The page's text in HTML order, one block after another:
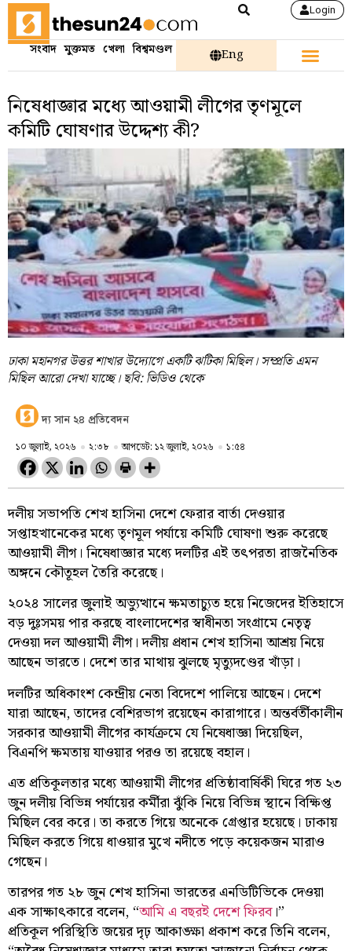
Login
সংবাদ মুক্তমত খেলা বিশ্বমণ্ডল Eng
নিষেধাজ্ঞার মধ্যে আওয়ামী লীগের তৃণমূলে
কমিটি ঘোষণার উদ্দেশ্য কী?
ঢাকা মহানগর উত্তর শাখার উদ্যোগে একটি ঝটিকা মিছিল। সম্প্রতি এমন
মিছিল আরো দেখা যাচ্ছে। ছবি: ভিডিও থেকে
দ্য সান ২৪ প্রতিবেদন
১০ জুলাই, ২০২৬ ২:৩৮ আপডেট: ১২ জুলাই, ২০২৬ ১:৫৪
দলীয় সভাপতি শেখ হাসিনা দেশে ফেরার বার্তা দেওয়ার
সপ্তাহখানেকের মধ্যে তৃণমূল পর্যায়ে কমিটি ঘোষণা শুরু করেছে
আওয়ামী লীগ। নিষেধাজ্ঞার মধ্যে দলটির এই তৎপরতা রাজনৈতিক
অঙ্গনে কৌতূহল তৈরি করেছে।
২০২৪ সালের জুলাই অভ্যুত্থানে ক্ষমতাচ্যুত হয়ে নিজেদের ইতিহাসে
বড় দুঃসময় পার করছে বাংলাদেশের স্বাধীনতা সংগ্রামে নেতৃত্ব
দেওয়া দল আওয়ামী লীগ। দলীয় প্রধান শেখ হাসিনা আশ্রয় নিয়ে
আছেন ভারতে। দেশে তার মাথায় ঝুলছে মৃত্যুদণ্ডের খাঁড়া।
দলটির অধিকাংশ কেন্দ্রীয় নেতা বিদেশে পালিয়ে আছেন। দেশে
যারা আছেন, তাদের বেশিরভাগ রয়েছেন কারাগারে। অন্তর্বর্তীকালীন
সরকার আওয়ামী লীগের কার্যক্রমে যে নিষেধাজ্ঞা দিয়েছিল,
বিএনপি ক্ষমতায় যাওয়ার পরও তা রয়েছে বহাল।
এত প্রতিকূলতার মধ্যে আওয়ামী লীগের প্রতিষ্ঠাবার্ষিকী ঘিরে গত ২৩
জুন দলীয় বিভিন্ন পর্যায়ের কর্মীরা ঝুঁকি নিয়ে বিভিন্ন স্থানে বিক্ষিপ্ত
মিছিল বের করে। তা করতে গিয়ে অনেকে গ্রেপ্তার হয়েছে। ঢাকায়
মিছিল করতে গিয়ে ধাওয়ার মুখে নদীতে পড়ে কয়েকজন মারাও
গেছেন।
তারপর গত ২৮ জুন শেখ হাসিনা ভারতের এনডিটিভিকে দেওয়া
এক সাক্ষাৎকারে বলেন, “আমি এ বছরই দেশে ফিরব।”
প্রতিকূল পরিস্থিতি জয়ের দৃঢ় আকাঙ্ক্ষা প্রকাশ করে তিনি বলেন,